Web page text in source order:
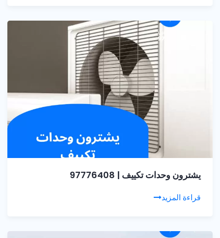
يشترون وحدات تكييف | 97776408
قراءة المزيد